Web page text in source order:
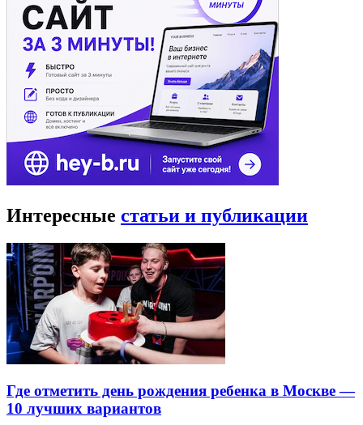
Интересные статьи и публикации
Где отметить день рождения ребенка в Москве —
10 лучших вариантов